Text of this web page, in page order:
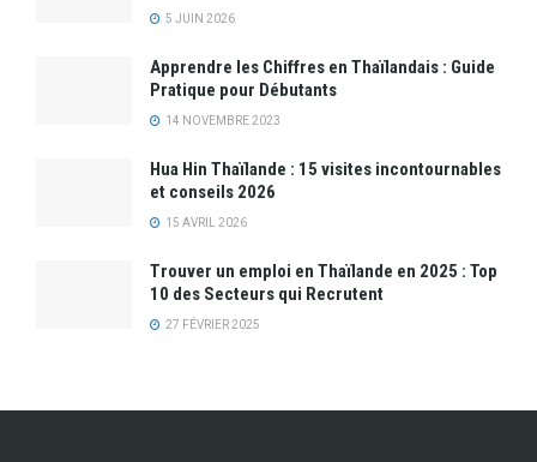
5 JUIN 2026
Apprendre les Chiffres en Thaïlandais : Guide
Pratique pour Débutants
14 NOVEMBRE 2023
Hua Hin Thaïlande : 15 visites incontournables
et conseils 2026
15 AVRIL 2026
Trouver un emploi en Thaïlande en 2025 : Top
10 des Secteurs qui Recrutent
27 FÉVRIER 2025